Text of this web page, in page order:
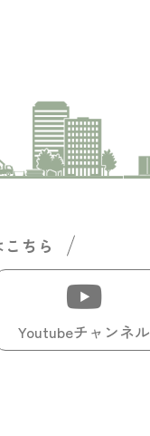
ちら
Youtubeチャンネル